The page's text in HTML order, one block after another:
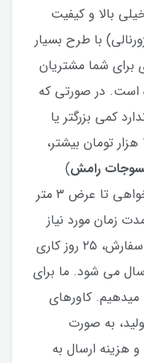
بالا و کیفیت
با طرح بسیار
4 و 6 و 9 و 12 متری برای شما مشتریان
است. در صورتی که
کمی بزرگتر یا
کوچکتر باشند، می توانید در قبال 100 هزار تومان بیشتر،
رامش)
سفارش دهید. در ضمن هر سایز دلخواهی تا عرض ۳ متر
زمان مورد نیاز
برای تولید این کاور فرش از روز ثبت سفارش، ۲۵ روز کاری
می شود. ما برای
۲۵ روز کاری را میدهیم. کاورهای
به صورت
ارسال به